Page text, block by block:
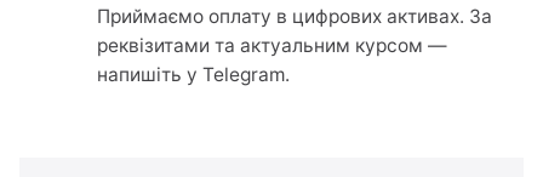
Приймаємо оплату в цифрових активах. За
реквізитами та актуальним курсом —
напишіть у Telegram.